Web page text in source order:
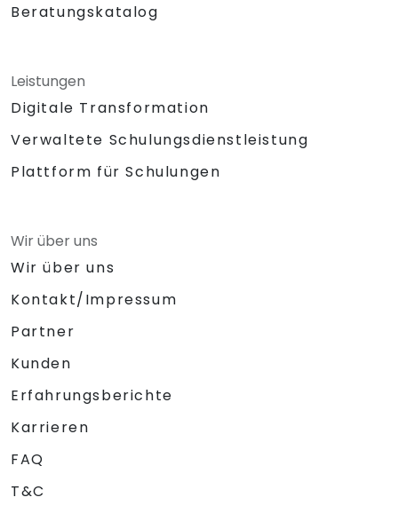
Beratungskatalog
Leistungen
Digitale Transformation
Verwaltete Schulungsdienstleistung
Plattform für Schulungen
Wir über uns
Wir über uns
Kontakt/Impressum
Partner
Kunden
Erfahrungsberichte
Karrieren
FAQ
T&C